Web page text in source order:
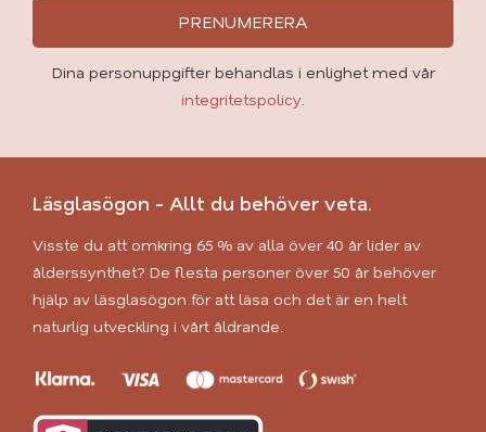
PRENUMERERA
Dina personuppgifter behandlas i enlighet med vår
integritetspolicy.
Läsglasögon - Allt du behöver veta.
Visste du att omkring 65 % av alla över 40 år lider av
ålderssynthet? De flesta personer över 50 år behöver
hjälp av läsglasögon för att läsa och det är en helt
naturlig utveckling i vårt åldrande.